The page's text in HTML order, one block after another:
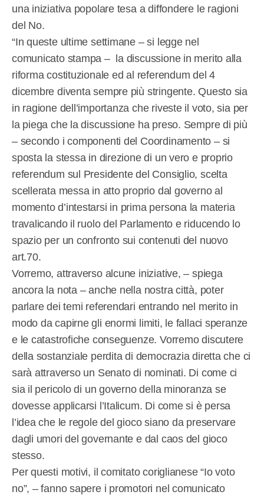
una iniziativa popolare tesa a diffondere le ragioni
del No.
“In queste ultime settimane – si legge nel
comunicato stampa – la discussione in merito alla
riforma costituzionale ed al referendum del 4
dicembre diventa sempre più stringente. Questo sia
in ragione dell’importanza che riveste il voto, sia per
la piega che la discussione ha preso. Sempre di più
– secondo i componenti del Coordinamento – si
sposta la stessa in direzione di un vero e proprio
referendum sul Presidente del Consiglio, scelta
scellerata messa in atto proprio dal governo al
momento d’intestarsi in prima persona la materia
travalicando il ruolo del Parlamento e riducendo lo
spazio per un confronto sui contenuti del nuovo
art.70.
Vorremo, attraverso alcune iniziative, – spiega
ancora la nota – anche nella nostra città, poter
parlare dei temi referendari entrando nel merito in
modo da capirne gli enormi limiti, le fallaci speranze
e le catastrofiche conseguenze. Vorremo discutere
della sostanziale perdita di democrazia diretta che ci
sarà attraverso un Senato di nominati. Di come ci
sia il pericolo di un governo della minoranza se
dovesse applicarsi l’Italicum. Di come si è persa
l’idea che le regole del gioco siano da preservare
dagli umori del governante e dal caos del gioco
stesso.
Per questi motivi, il comitato coriglianese “Io voto
no”, – fanno sapere i promotori nel comunicato